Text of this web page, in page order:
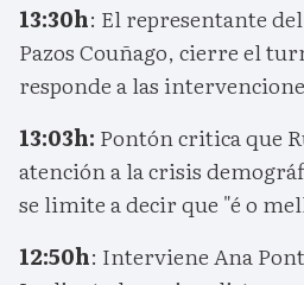
13:30h: El representante
Pazos Couñago, cierre el
responde a las
13:03h: Pontón critica que
atención a la crisis
se limite a decir que "é o
12:50h: Interviene Ana